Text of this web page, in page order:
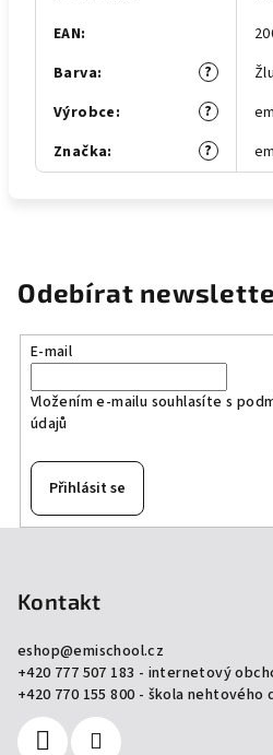
EAN:
?
Barva:
?
Výrobce:
?
Značka:
Odebírat
E-mail
Vložením e-mailu souhlasíte s
údajů
Přihlásit se
Kontakt
eshop@emischool.cz
+420 777 507 183 - internetový
+420 770 155 800 - škola nehtového